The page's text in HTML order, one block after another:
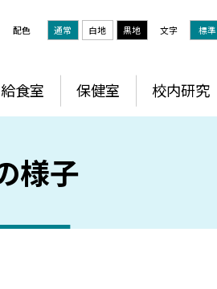
配色 通常 白地 黒地 文字 標準
給食室 保健室 校内研究
様子